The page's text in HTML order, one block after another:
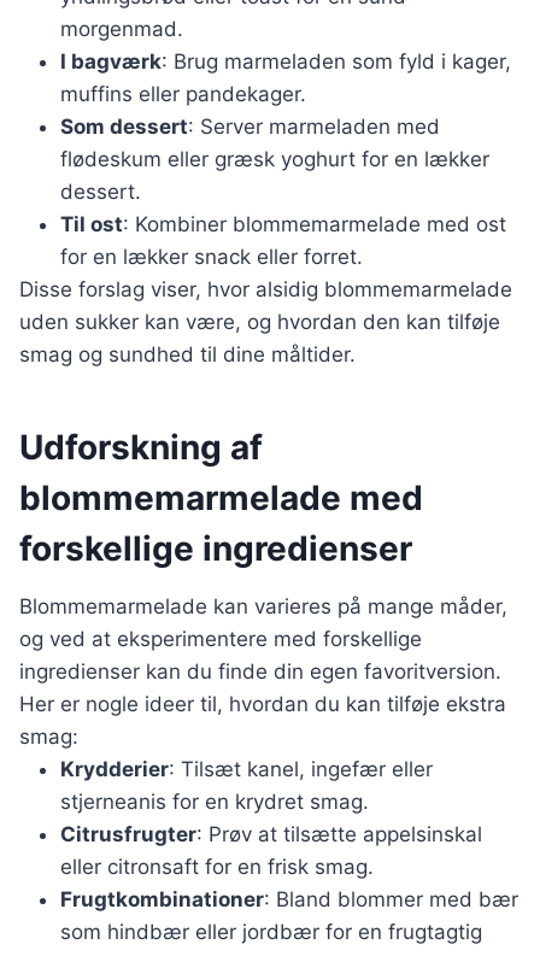
morgenmad.
I bagværk: Brug marmeladen som fyld i kager,
muffins eller pandekager.
Som dessert: Server marmeladen med
flødeskum eller græsk yoghurt for en lækker
dessert.
Til ost: Kombiner blommemarmelade med ost
for en lækker snack eller forret.
Disse forslag viser, hvor alsidig blommemarmelade
uden sukker kan være, og hvordan den kan tilføje
smag og sundhed til dine måltider.
Udforskning af
blommemarmelade med
forskellige ingredienser
Blommemarmelade kan varieres på mange måder,
og ved at eksperimentere med forskellige
ingredienser kan du finde din egen favoritversion.
Her er nogle ideer til, hvordan du kan tilføje ekstra
smag:
Krydderier: Tilsæt kanel, ingefær eller
stjerneanis for en krydret smag.
Citrusfrugter: Prøv at tilsætte appelsinskal
eller citronsaft for en frisk smag.
Frugtkombinationer: Bland blommer med bær
som hindbær eller jordbær for en frugtagtig